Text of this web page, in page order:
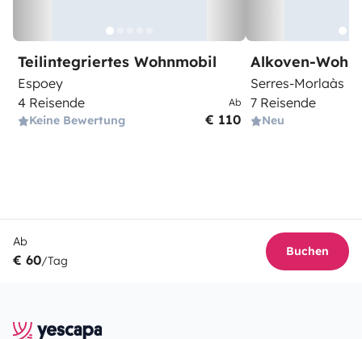
Teilintegriertes Wohnmobil
Espoey
4 Reisende
Keine Bewertung
Ab
€ 110
Alkoven-
Serres-Morlaàs
7 Reisende
Neu
Ab
€ 60/Tag
Buchen